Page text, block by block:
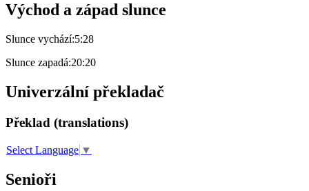
Východ a západ slunce
Slunce vychází:5:28
Slunce zapadá:20:20
Univerzální překladač
Překlad (translations)
Select Language ▼
Senioři